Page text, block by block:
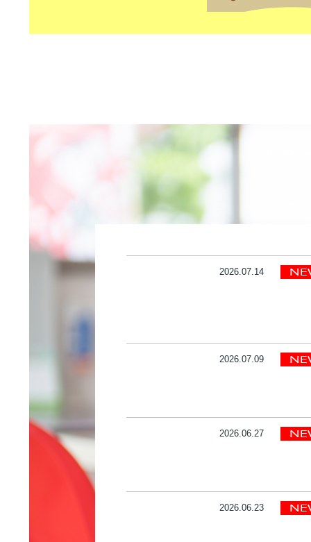
2026.07.14
2026.07.09
2026.06.27
2026.06.23